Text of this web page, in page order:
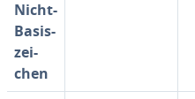
Nicht-
Ba­sis­
zei­
chen